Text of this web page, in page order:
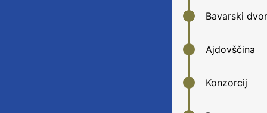
Bavarski dvor
Ajdovščina
Konzorcij